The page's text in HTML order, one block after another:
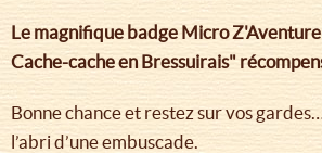
Le magnifique badge Micro
Cache-cache en Bressuirais"
Bonne chance et restez sur vos
l’abri d’une embuscade.